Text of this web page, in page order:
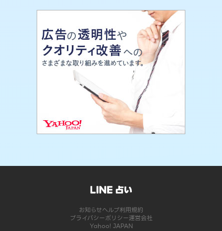
お知らせヘルプ利用規約
プライバシーポリシー運営会社
Yahoo! JAPAN